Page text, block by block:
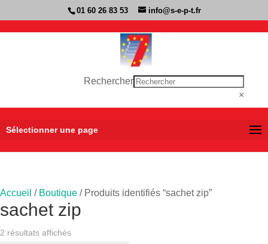
01 60 26 83 53 info@s-e-p-t.fr
Rechercher
×
Sélectionner une page
Accueil / Boutique / Produits identifiés “sachet zip”
sachet zip
2 résultats affichés